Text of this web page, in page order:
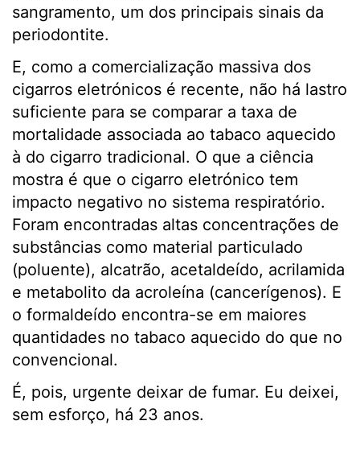
sangramento, um dos principais sinais da
periodontite.
E, como a comercialização massiva dos
cigarros eletrónicos é recente, não há lastro
suficiente para se comparar a taxa de
mortalidade associada ao tabaco aquecido
à do cigarro tradicional. O que a ciência
mostra é que o cigarro eletrónico tem
impacto negativo no sistema respiratório.
Foram encontradas altas concentrações de
substâncias como material particulado
(poluente), alcatrão, acetaldeído, acrilamida
e metabolito da acroleína (cancerígenos). E
o formaldeído encontra-se em maiores
quantidades no tabaco aquecido do que no
convencional.
É, pois, urgente deixar de fumar. Eu deixei,
sem esforço, há 23 anos.